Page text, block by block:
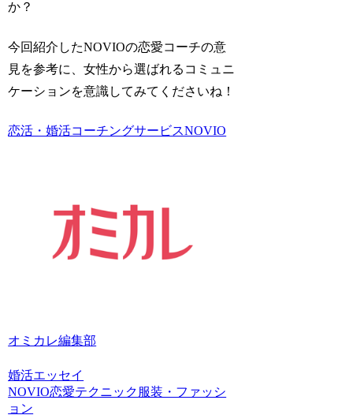
か？
今回紹介したNOVIOの恋愛コーチの意
見を参考に、女性から選ばれるコミュニ
ケーションを意識してみてくださいね！
恋活・婚活コーチングサービスNOVIO
オミカレ編集部
婚活エッセイ
NOVIO恋愛テクニック 服装・ファッシ
ョン